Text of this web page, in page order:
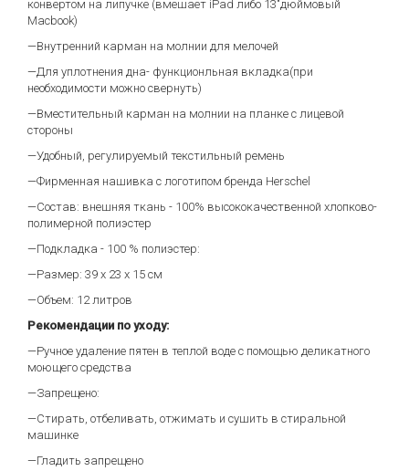
конвертом на липучке (вмешает iPad либо 13"дюймовый
Macbook)
—Внутренний карман на молнии для мелочей
—Для уплотнения дна- функционльная вкладка(при
необходимости можно свернуть)
—Вместительный карман на молнии на планке с лицевой
стороны
—Удобный, регулируемый текстильный ремень
—Фирменная нашивка с логотипом бренда Herschel
—Состав: внешняя ткань - 100% высококачественной хлопково-
полимерной полиэстер
—Подкладка - 100 % полиэстер:
—Размер: 39 х 23 х 15 см
—Объем: 12 литров
Рекомендации по уходу:
—Ручное удаление пятен в теплой воде с помощью деликатного
моющего средства
—Запрещено:
—Стирать, отбеливать, отжимать и сушить в стиральной
машинке
—Гладить запрещено